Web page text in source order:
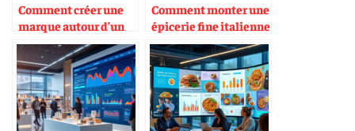
Comment créer une
marque autour d’un
seul produit (ex :
limoncello)
Comment monter une
épicerie fine italienne
rentable en France